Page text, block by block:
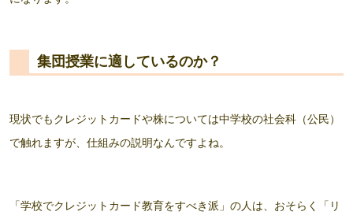
集団授業に適しているのか？
現状でもクレジットカードや株については中学校の社会科（公民）
で触れますが、仕組みの説明なんですよね。
「学校でクレジットカード教育をすべき派」の人は、おそらく「リ